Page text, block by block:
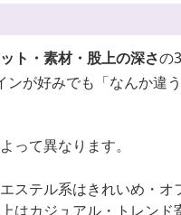
ト・素材・股上の深さの
が好みでも「なんか違
って異なります。
テル系はきれいめ・オ
はカジュアル・トレンド